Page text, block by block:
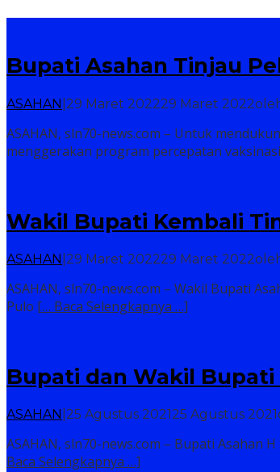
Bupati Asahan Tinjau
ASAHAN 29 Maret 202229 Maret 2022
ASAHAN, sln70-news.com – Untuk
menggerakan program percepatan
Wakil Bupati Kembali
ASAHAN 29 Maret 202229 Maret 2022
ASAHAN, sln70-news.com – Wakil Bupati
Pulo [… Baca Selengkapnya …]
Bupati dan Wakil Bupati
ASAHAN 25 Agustus 2021 25 Agustus 2021
ASAHAN, sln70-news.com – Bupati Asahan
Baca Selengkapnya …]